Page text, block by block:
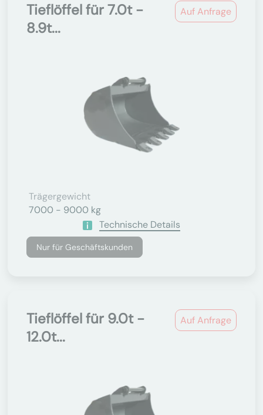
Auf Anfrage
Tieflöffel für 7.0t -
8.9t...
Trägergewicht
7000 - 9000 kg
Technische Details
Nur für Geschäftskunden
Auf Anfrage
Tieflöffel für 9.0t -
12.0t...